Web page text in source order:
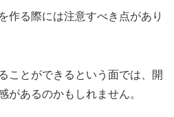
作る際には注意すべき点があり
ことができるという面では、開
があるのかもしれません。